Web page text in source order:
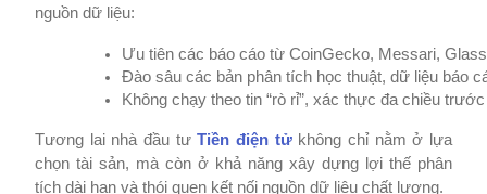
nguồn dữ liệu:
Ưu tiên các báo cáo từ CoinGecko, Messari,
Đào sâu các bản phân tích học thuật, dữ liệu báo
Không chạy theo tin “rò rỉ”, xác thực đa chiều
Tương lai nhà đầu tưTiền điện tửkhông chỉ nằm ở lựa
chọn tài sản, mà còn ở khả năng xây dựng lợi thế phân
tích dài hạn và thói quen kết nối nguồn dữ liệu chất lượng.